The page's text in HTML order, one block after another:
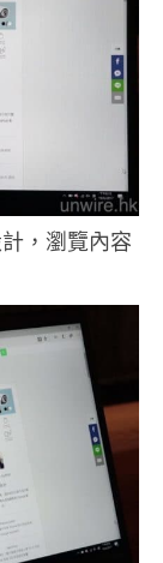
，瀏覽內容